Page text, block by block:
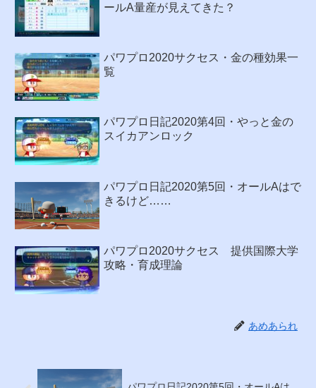
ールA量産が見えてきた？
パワプロ2020サクセス・金の種効果一
覧
パワプロ日記2020第4回・やっと金の
スイカアンロック
パワプロ日記2020第5回・オールAはで
きるけど……
パワプロ2020サクセス 提供国際大学
攻略・育成理論
あめあられ